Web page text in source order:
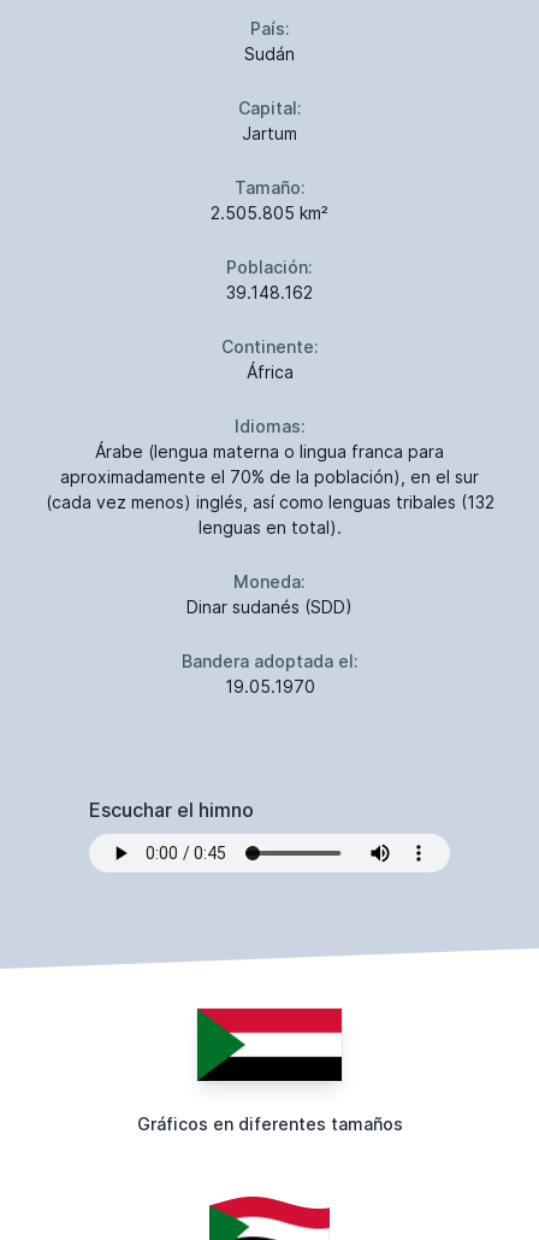
País:
Sudán
Capital:
Jartum
Tamaño:
2.505.805 km²
Población:
39.148.162
Continente:
África
Idiomas:
Árabe (lengua materna o lingua franca para
aproximadamente el 70% de la población), en el sur
(cada vez menos) inglés, así como lenguas tribales (132
lenguas en total).
Moneda:
Dinar sudanés (SDD)
Bandera adoptada el:
19.05.1970
Escuchar el himno
Gráficos en diferentes tamaños